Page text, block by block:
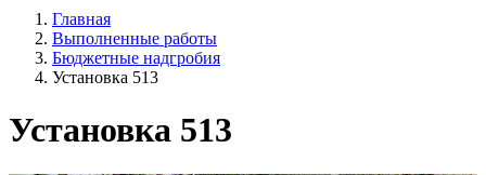
Главная
Выполненные работы
Бюджетные надгробия
Установка 513
Установка 513